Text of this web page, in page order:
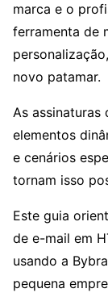
marca e o
ferramenta de
novo patamar.
As assinaturas
elementos
e cenários
tornam isso
Este guia
de e-mail em
usando a
pequena